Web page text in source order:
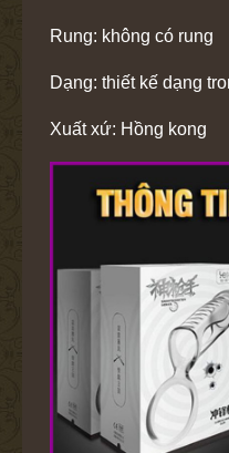
Rung: không có rung
Dạng: thiết kế dạng
Xuất xứ: Hồng kong